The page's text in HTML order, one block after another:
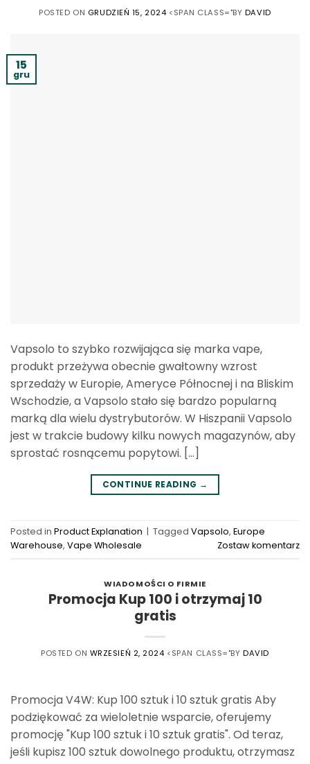
POSTED ON GRUDZIEŃ 15, 2024 <SPAN CLASS="BY DAVID
15
gru
Vapsolo to szybko rozwijająca się marka vape,
produkt przeżywa obecnie gwałtowny wzrost
sprzedaży w Europie, Ameryce Północnej i na Bliskim
Wschodzie, a Vapsolo stało się bardzo popularną
marką dla wielu dystrybutorów. W Hiszpanii Vapsolo
jest w trakcie budowy kilku nowych magazynów, aby
sprostać rosnącemu popytowi. [...]
CONTINUE READING →
Posted in Product Explanation | Tagged Vapsolo, Europe
Warehouse, Vape Wholesale Zostaw komentarz
WIADOMOŚCI O FIRMIE
Promocja Kup 100 i otrzymaj 10
gratis
POSTED ON WRZESIEŃ 2, 2024 <SPAN CLASS="BYDAVID
Promocja V4W: Kup 100 sztuk i 10 sztuk gratis Aby
podziękować za wieloletnie wsparcie, oferujemy
promocję "Kup 100 sztuk i 10 sztuk gratis". Od teraz,
jeśli kupisz 100 sztuk dowolnego produktu, otrzymasz